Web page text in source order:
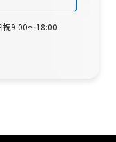
9:00～18:00